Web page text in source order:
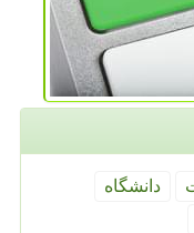
دانشگاه